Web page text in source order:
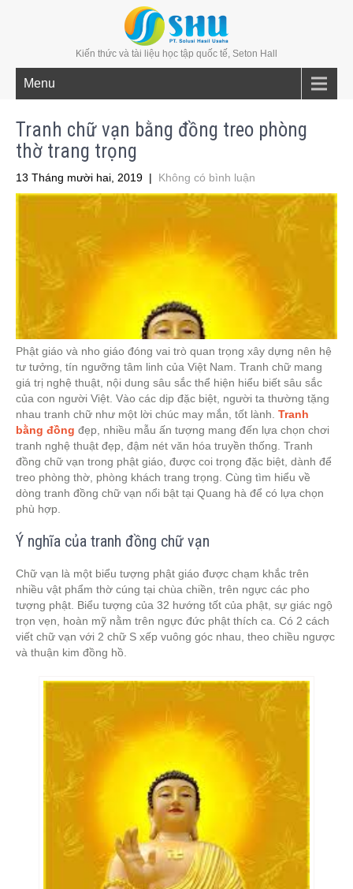
Kiến thức và tài liệu học tập quốc tế, Seton Hall
Menu
Tranh chữ vạn bằng đồng treo phòng
thờ trang trọng
13 Tháng mười hai, 2019 | Không có bình luận
Phật giáo và nho giáo đóng vai trò quan trọng xây dựng nên hệ
tư tưởng, tín ngưỡng tâm linh của Việt Nam. Tranh chữ mang
giá trị nghệ thuật, nội dung sâu sắc thể hiện hiểu biết sâu sắc
của con người Việt. Vào các dịp đặc biệt, người ta thường tặng
nhau tranh chữ như một lời chúc may mắn, tốt lành. Tranh
bằng đồng đẹp, nhiều mẫu ấn tượng mang đến lựa chọn chơi
tranh nghệ thuật đẹp, đậm nét văn hóa truyền thống. Tranh
đồng chữ vạn trong phật giáo, được coi trọng đặc biệt, dành để
treo phòng thờ, phòng khách trang trọng. Cùng tìm hiểu về
dòng tranh đồng chữ vạn nổi bật tại Quang hà để có lựa chọn
phù hợp.
Ý nghĩa của tranh đồng chữ vạn
Chữ vạn là một biểu tượng phật giáo được chạm khắc trên
nhiều vật phẩm thờ cúng tại chùa chiền, trên ngực các pho
tượng phật. Biểu tượng của 32 hướng tốt của phật, sự giác ngộ
trọn vẹn, hoàn mỹ nằm trên ngực đức phật thích ca. Có 2 cách
viết chữ vạn với 2 chữ S xếp vuông góc nhau, theo chiều ngược
và thuận kim đồng hồ.